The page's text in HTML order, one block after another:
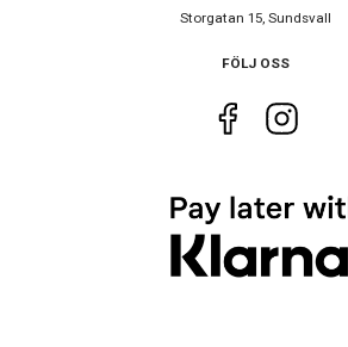
SR621SW
43 mm
9 mm
Storgatan 15, Sundsvall
FÖLJ OSS